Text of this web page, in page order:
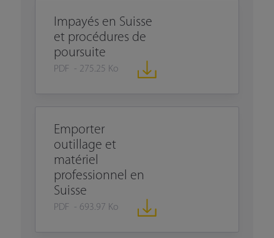
Impayés en Suisse
et procédures de
poursuite
PDF - 275.25 Ko
Emporter
outillage et
matériel
professionnel en
Suisse
PDF - 693.97 Ko